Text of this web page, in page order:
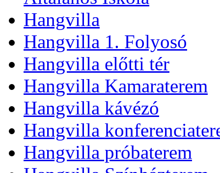
Hangvilla
Hangvilla 1. Folyosó
Hangvilla előtti tér
Hangvilla Kamaraterem
Hangvilla kávézó
Hangvilla
Hangvilla próbaterem